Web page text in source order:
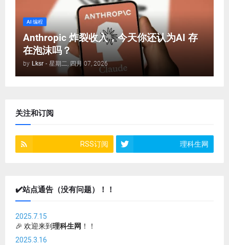
AI 编程
Anthropic 炸裂收入，今天你还认为AI 存
在泡沫吗？
by Lksr - 星期二, 四月 07, 2026
关注和订阅
RSS订阅 理科生网
✔️站点通告（没有问题）！！
2025.7.15
🎉 欢迎来到理科生网 ！！
2025.3.16